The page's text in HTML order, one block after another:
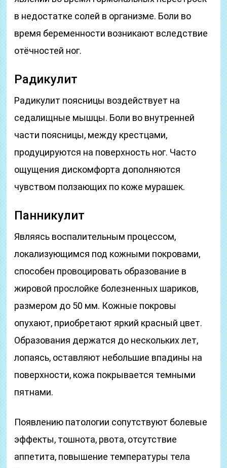
в недостатке солей в организме. Боли во
время беременности возникают вследствие
отёчностей ног.
Радикулит
Радикулит поясницы воздействует на
седалищные мышцы. Боли во внутренней
части поясницы, между крестцами,
продуцируются на поверхность ног. Часто
ощущения дискомфорта дополняются
чувством ползающих по коже мурашек.
Панникулит
Являясь воспалительным процессом,
локализующимся под кожными покровами,
способен провоцировать образование в
жировой прослойке болезненных шариков,
размером до 50 мм. Кожные покровы
опухают, приобретают яркий красный цвет.
Образования держатся до нескольких лет,
лопаясь, оставляют небольшие впадины на
поверхности, кожа покрывается темными
пятнами.
Появлению патологии сопутствуют болевые
эффекты, тошнота, рвота, отсутствие
аппетита, повышение температуры тела